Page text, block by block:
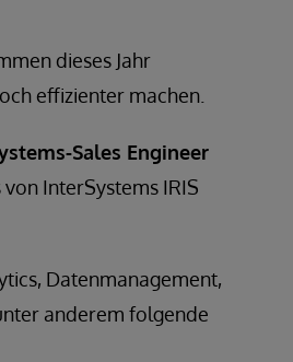
dieses Jahr
effizienter machen.
Sales Engineer
InterSystems IRIS
Datenmanagement,
anderem folgende